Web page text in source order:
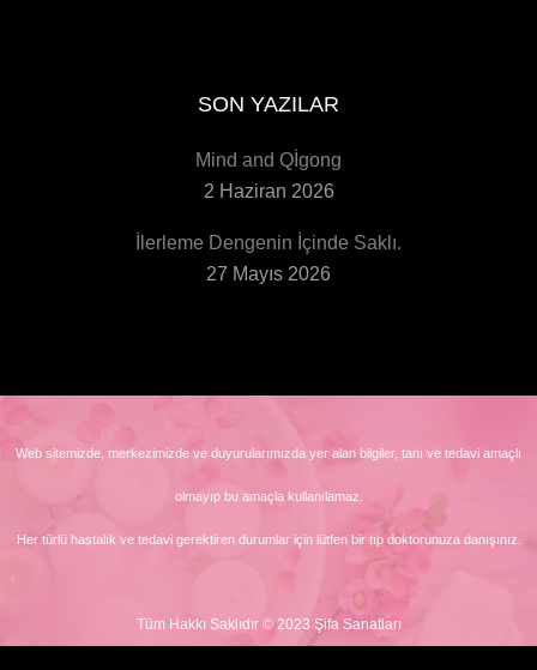
SON YAZILAR
Mind and Qİgong
2 Haziran 2026
İlerleme Dengenin İçinde Saklı.
27 Mayıs 2026
Web sitemizde, merkezimizde ve duyurularımızda yer alan bilgiler, tanı ve tedavi amaçlı
olmayıp bu amaçla kullanılamaz.
Her türlü hastalık ve tedavi gerektiren durumlar için lütfen bir tıp doktorunuza danışınız.
Tüm Hakkı Saklıdır © 2023 Şifa Sanatları